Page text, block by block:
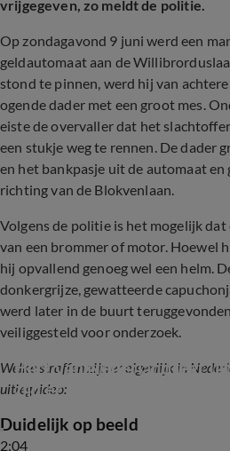
vrijgegeven, zo meldt de politie.
Op zondagavond 9 juni werd een
geldautomaat aan de
stond te pinnen, werd hij van
ogende dader met een groot mes.
eiste de overvaller dat het
een stukje weg te rennen. De dader
en het bankpasje uit de automaat en
richting van de Blokvenlaan.
Volgens de politie is het mogelijk
van een brommer of motor. Hoewel
hij opvallend genoeg wel een helm.
donkergrijze, gewatteerde
werd later in de buurt
veiliggesteld voor onderzoek.
Welke straffen zijn er eigenlijk in
uitlegvideo:
2:04
Hart van Nederland legt
zijn er in Nederland?
Duidelijk op beeld